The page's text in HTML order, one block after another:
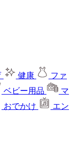
健康
ファ
ベビー用品
マ
おでかけ
エン